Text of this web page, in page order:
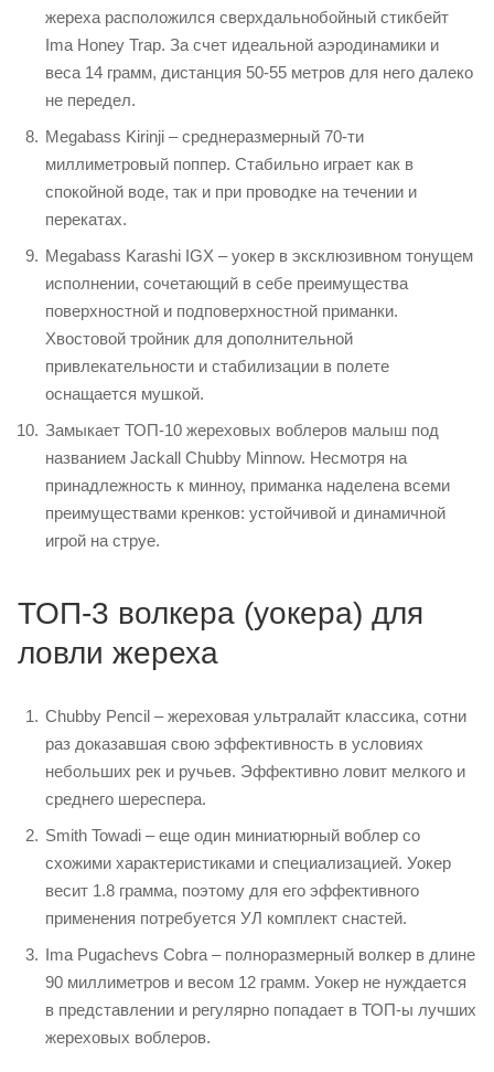
жереха расположился сверхдальнобойный стикбейт
Ima Honey Trap. За счет идеальной аэродинамики и
веса 14 грамм, дистанция 50-55 метров для него далеко
не передел.
Megabass Kirinji – среднеразмерный 70-ти
миллиметровый поппер. Стабильно играет как в
спокойной воде, так и при проводке на течении и
перекатах.
Megabass Karashi IGX – уокер в эксклюзивном тонущем
исполнении, сочетающий в себе преимущества
поверхностной и подповерхностной приманки.
Хвостовой тройник для дополнительной
привлекательности и стабилизации в полете
оснащается мушкой.
Замыкает ТОП-10 жереховых воблеров малыш под
названием Jackall Chubby Minnow. Несмотря на
принадлежность к минноу, приманка наделена всеми
преимуществами кренков: устойчивой и динамичной
игрой на струе.
ТОП-3 волкера (уокера) для
ловли жереха
Chubby Pencil – жереховая ультралайт классика, сотни
раз доказавшая свою эффективность в условиях
небольших рек и ручьев. Эффективно ловит мелкого и
среднего шереспера.
Smith Towadi – еще один миниатюрный воблер со
схожими характеристиками и специализацией. Уокер
весит 1.8 грамма, поэтому для его эффективного
применения потребуется УЛ комплект снастей.
Ima Pugachevs Cobra – полноразмерный волкер в длине
90 миллиметров и весом 12 грамм. Уокер не нуждается
в представлении и регулярно попадает в ТОП-ы лучших
жереховых воблеров.